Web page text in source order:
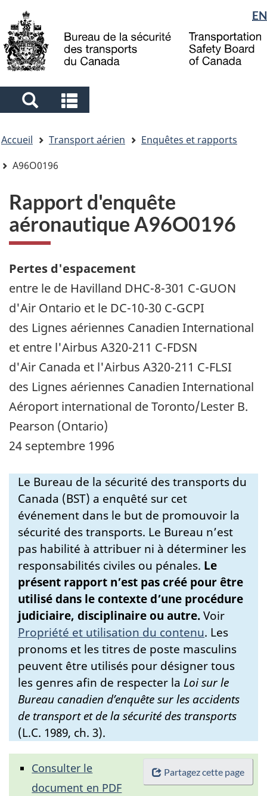
to
main
to
"About
government"
à
la
Sélection
de
la
langue
EN
Search
and
menus
and
menus
êtes
ici
Accueil Transport aérien
Enquêtes et rapports
A96O0196
Rapport d'enquête
aéronautique A96O0196
Pertes d'espacement
entre le de Havilland DHC-8-301 C-GUON
d'Air Ontario et le DC-10-30 C-GCPI
des Lignes aériennes Canadien International
et entre l'Airbus A320-211 C-FDSN
d'Air Canada et l'Airbus A320-211 C-FLSI
des Lignes aériennes Canadien International
Aéroport international de Toronto/Lester B.
Pearson (Ontario)
24 septembre 1996
Le Bureau de la sécurité des transports du
Canada (BST) a enquêté sur cet
événement dans le but de promouvoir la
sécurité des transports. Le Bureau n’est
pas habilité à attribuer ni à déterminer les
responsabilités civiles ou pénales. Le
présent rapport n’est pas créé pour être
utilisé dans le contexte d’une procédure
judiciaire, disciplinaire ou autre.Voir
Propriété et utilisation du contenu. Les
pronoms et les titres de poste masculins
peuvent être utilisés pour désigner tous
les genres afin de respecter la Loi sur le
Bureau canadien d’enquête sur les accidents
de transport et de la sécurité des transports
(L.C. 1989, ch. 3).
Partagez cette page
Consulter le
document en PDF